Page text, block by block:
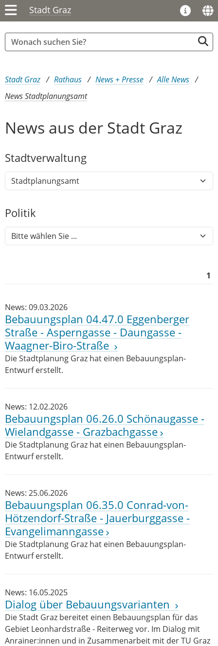
Stadt Graz
Sie sind hier:
Stadt Graz Rathaus News + Presse
Alle News
News Stadtplanungsamt
News aus der Stadt Graz
Stadtver​­waltung
Politik
1
News: 09.03.2026
Bebauungsplan 04.47.0 Eggenberger
Straße - Asperngasse - Daungasse -
Waagner-Biro-Straße
Die Stadtplanung Graz hat einen Bebauungsplan-
Entwurf erstellt.
News: 12.02.2026
Bebauungsplan 06.26.0 Schönaugasse -
Wielandgasse - Grazbachgasse
Die Stadtplanung Graz hat einen Bebauungsplan-
Entwurf erstellt.
News: 25.06.2026
Bebauungsplan 06.35.0 Conrad-von-
Hötzendorf-Straße - Jauerburggasse -
Evangelimanngasse
Die Stadtplanung Graz hat einen Bebauungsplan-
Entwurf erstellt.
News: 16.05.2025
Dialog über Bebauungsvarianten
Die Stadt Graz bereitet einen Bebauungsplan für das
Gebiet Leonhardstraße - Reiterweg vor. Im Dialog mit
Anrainer:innen und in Zusammenarbeit mit der TU Graz